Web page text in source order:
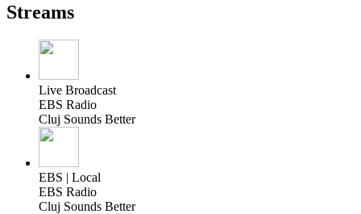
Streams
Live Broadcast
EBS Radio
Cluj Sounds Better
EBS | Local
EBS Radio
Cluj Sounds Better